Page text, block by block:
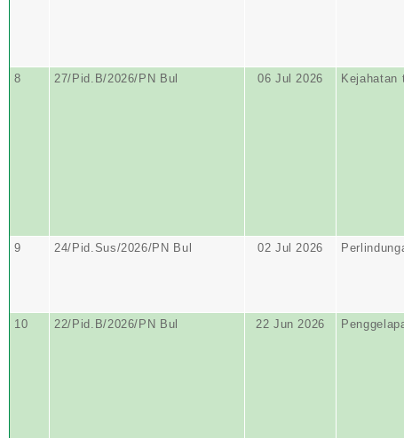
8 27/Pid.B/2026/PN Bul 06 Jul 2026 Kejahatan
9 24/Pid.Sus/2026/PN Bul 02 Jul 2026
10 22/Pid.B/2026/PN Bul 22 Jun 2026